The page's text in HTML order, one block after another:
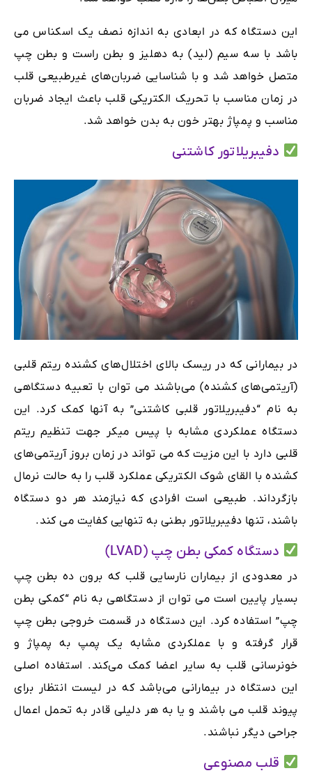
این دستگاه که در ابعادی به اندازه نصف یک اسکناس می
باشد با سه سیم (لید) به دهلیز و بطن راست و بطن چپ
متصل خواهد شد و با شناسایی ضربان‌های غیر‌طبیعی قلب
در زمان مناسب با تحریک الکتریکی قلب باعث ایجاد ضربان
مناسب و پمپاژ بهتر خون به بدن خواهد شد.
دفیبریلاتور کاشتنی
در بیمارانی که در ریسک بالای اختلال‌های کشنده ریتم قلبی
(آریتمی‌های کشنده) می‌باشند می توان با تعبیه دستگاهی
به نام “دفیبریلاتور قلبی کاشتنی” به آنها کمک کرد. این
دستگاه عملکردی مشابه با پیس میکر جهت تنظیم ریتم
قلبی دارد با این مزیت که می تواند در زمان بروز آریتمی‌های
کشنده با القای شوک الکتریکی عملکرد قلب را به حالت نرمال
بازگرداند. طبیعی است افرادی که نیازمند هر دو دستگاه
باشند، تنها دفیبریلاتور بطنی به تنهایی کفایت می کند.
دستگاه کمکی بطن چپ (LVAD)
در معدودی از بیماران نارسایی قلب که برون ده بطن چپ
بسیار پایین است می توان از دستگاهی به نام “کمکی بطن
چپ” استفاده کرد. این دستگاه در قسمت خروجی بطن چپ
قرار گرفته و با عملکردی مشابه یک پمپ به پمپاژ و
خونرسانی قلب به سایر اعضا کمک می‌کند. استفاده اصلی
این دستگاه در بیمارانی می‌باشد که در لیست انتظار برای
پیوند قلب می باشند و یا به هر دلیلی قادر به تحمل اعمال
جراحی دیگر نباشند.
قلب مصنوعی